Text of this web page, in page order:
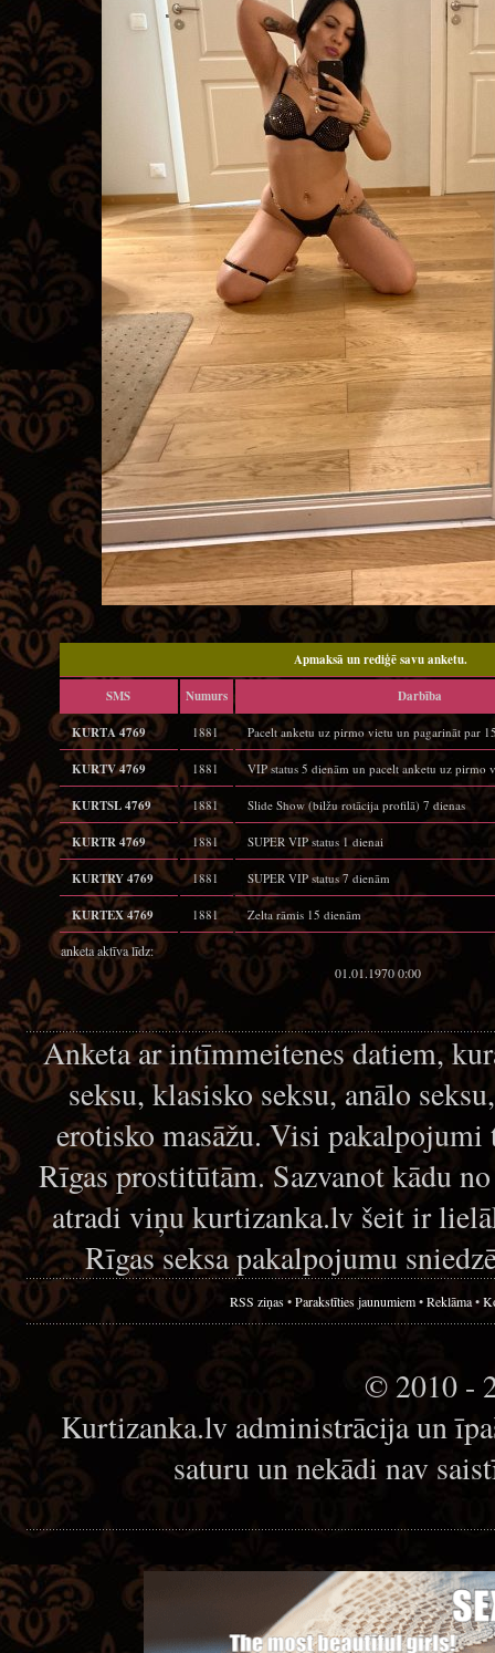
Apmaksā un rediģē savu anketu.
SMS Numurs Darbība
KURTA 4769 1881 Pacelt anketu uz pirmo vietu un pagarināt par
KURTV 4769 1881 VIP status 5 dienām un pacelt anketu uz pirmo
KURTSL 4769 1881 Slide Show (bilžu rotācija profilā) 7 dienas
KURTR 4769 1881 SUPER VIP status 1 dienai
KURTRY 4769 1881 SUPER VIP status 7 dienām
KURTEX 4769 1881 Zelta rāmis 15 dienām
anketa aktīva līdz:
01.01.1970 0:00
Anketa ar intīmmeitenes datiem,
seksu, klasisko seksu, anālo
erotisko masāžu. Visi
Rīgas prostitūtām. Sazvanot kādu
atradi viņu kurtizanka.lv šeit ir
Rīgas seksa pakalpojumu
RSS ziņas•Parakstīties jaunumiem•Reklāma•
© 2010 -
Kurtizanka.lv administrācija un
saturu un nekādi nav